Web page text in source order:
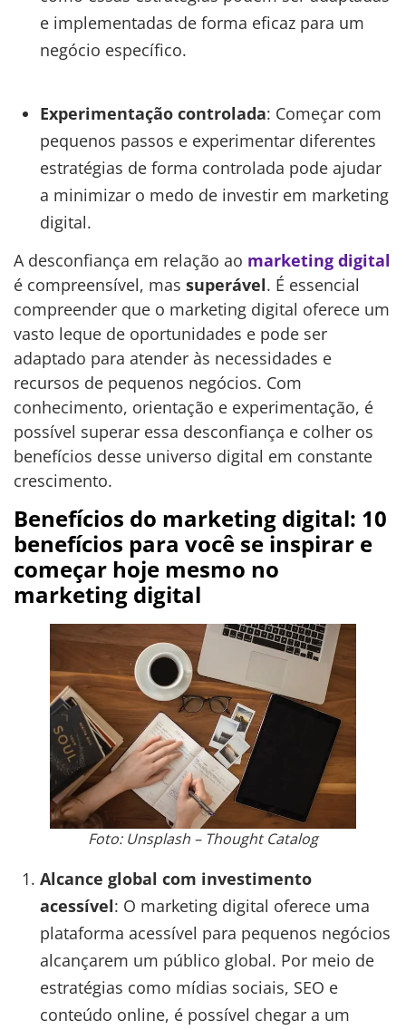
e implementadas de forma eficaz para um
negócio específico.
Experimentação controlada: Começar com
pequenos passos e experimentar diferentes
estratégias de forma controlada pode ajudar
a minimizar o medo de investir em marketing
digital.
A desconfiança em relação ao marketing digital
é compreensível, mas superável. É essencial
compreender que o marketing digital oferece um
vasto leque de oportunidades e pode ser
adaptado para atender às necessidades e
recursos de pequenos negócios. Com
conhecimento, orientação e experimentação, é
possível superar essa desconfiança e colher os
benefícios desse universo digital em constante
crescimento.
Benefícios do marketing digital: 10
benefícios para você se inspirar e
começar hoje mesmo no
marketing digital
Foto: Unsplash – Thought Catalog
Alcance global com investimento
acessível: O marketing digital oferece uma
plataforma acessível para pequenos negócios
alcançarem um público global. Por meio de
estratégias como mídias sociais, SEO e
conteúdo online, é possível chegar a um